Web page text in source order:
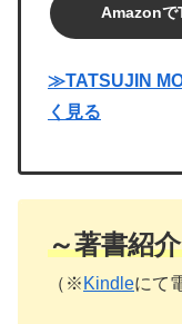
Amazonで
≫TATSUJIN
く見る
～著書紹
（※ Kindleにて